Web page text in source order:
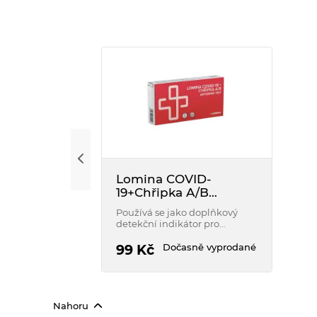
Lomina COVID-
19+Chřipka A/B
Antigen Test
Používá se jako doplňkový
detekční indikátor pro
CoV-2 způsobující
onemocnění COVID-19 a/nebo
99Kč Dočasně vyprodané
Nahoru